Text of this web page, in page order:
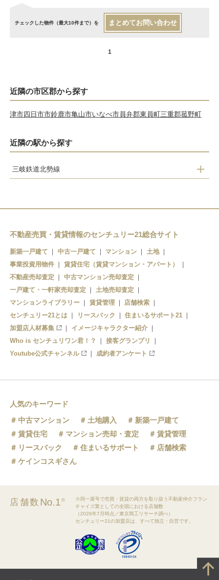
チェックした物件（最大10件まで）を まとめてお問い合わせ
1
近隣の市区郡から探す
津市四日市市鈴鹿市亀山市いなべ市員弁郡東員町三重郡菰野町
近隣の駅から探す
三岐鉄道北勢線
麻生田
不動産売買・賃貸情報のセンチュリー21総合サイト
新築一戸建て 中古一戸建て マンション
土地
事業投資用物件
賃貸住宅（賃貸マンション・アパート）
不動産売却査定
中古マンション売却査定
一戸建て・一軒家売却査定
土地売却査定
マンションライブラリー
賃貸管理
店舗検索
センチュリー21とは
リースバック
住まいるサポート21
加盟店人材募集
イメージキャラクター紹介
Who is センチュリワン君！？
接客グランプリ
Youtube公式チャンネル
成約者アンケート
人気のキーワード
中古マンション
土地購入
新築一戸建て
賃貸住宅
マンション売却・査定
賃貸管理
リースバック
住まいるサポート
店舗検索
ケインコスギさん
店舗数 No.1※
※同一屋号で売買・賃貸の両方を取り扱う不動産仲介フラン
チャイズ業としての全国における店舗数
（2026年7月時点／東京商工リサーチ調べ）
センチュリー21の加盟店は、すべて独立・自営です。